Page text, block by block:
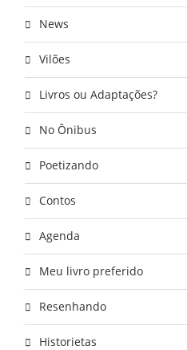
News
Vilões
Livros ou Adaptações?
No Ônibus
Poetizando
Contos
Agenda
Meu livro preferido
Resenhando
Historietas